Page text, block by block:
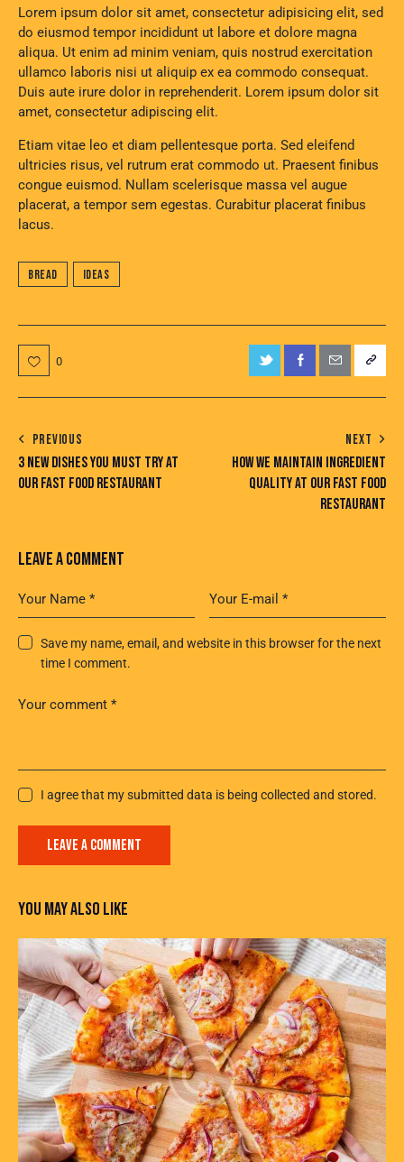
Lorem ipsum dolor sit amet, consectetur adipisicing elit, sed
do eiusmod tempor incididunt ut labore et dolore magna
aliqua. Ut enim ad minim veniam, quis nostrud exercitation
ullamco laboris nisi ut aliquip ex ea commodo consequat.
Duis aute irure dolor in reprehenderit. Lorem ipsum dolor sit
amet, consectetur adipiscing elit.
Etiam vitae leo et diam pellentesque porta. Sed eleifend
ultricies risus, vel rutrum erat commodo ut. Praesent finibus
congue euismod. Nullam scelerisque massa vel augue
placerat, a tempor sem egestas. Curabitur placerat finibus
lacus.
Bread Ideas
0
PREVIOUS
3 NEW DISHES YOU MUST TRY AT
OUR FAST FOOD RESTAURANT
NEXT
HOW WE MAINTAIN INGREDIENT
QUALITY AT OUR FAST FOOD
RESTAURANT
LEAVE A COMMENT
Save my name, email, and website in this browser for the next
time I comment.
I agree that my submitted data is being collected and stored.
YOU MAY ALSO LIKE